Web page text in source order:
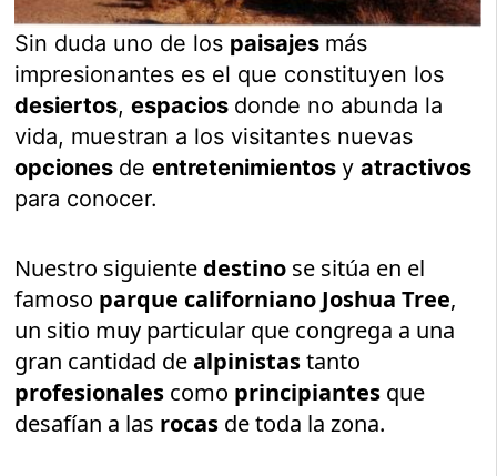
Sin duda uno de los paisajes más
impresionantes es el que constituyen los
desiertos,espacios donde no abunda la
vida, muestran a los visitantes nuevas
opciones deentretenimientosyatractivos
para conocer.
Nuestro siguiente destino se sitúa en el
famoso parque californiano Joshua Tree,
un sitio muy particular que congrega a una
gran cantidad dealpinistastanto
profesionales como principiantes que
desafían a las rocas de toda la zona.